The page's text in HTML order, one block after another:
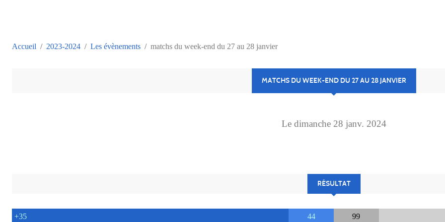
Accueil 2023-2024 Les évènements matchs du week-end du 27 au 28 janvier
MATCHS DU WEEK-END DU 27 AU 28 JANVIER
Le dimanche 28 janv. 2024
RÉSULTAT
+35 44 99